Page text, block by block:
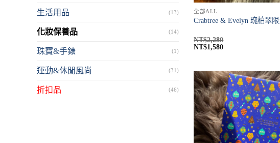
生活用品 (13)
化妝保養品 (14)
珠寶&手錶 (1)
運動&休閒風尚 (31)
折扣品 (46)
全部ALL
Crabtree & Evelyn 瑰柏翠
NT$2,280
NT$1,580